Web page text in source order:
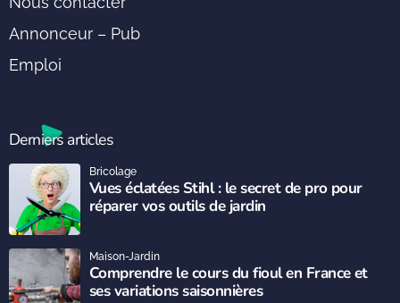
Annonceur – Pub
Emploi
Derniers articles
Vues éclatées Stihl : le secret de pro pour
réparer vos outils de jardin
Bricolage
Comprendre le cours du fioul en France et
ses variations saisonnières
Maison-Jardin